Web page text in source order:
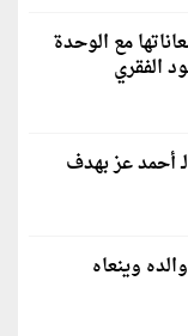
مع الوحدة
الفقري
أحمد عز بهدف
وينعاه